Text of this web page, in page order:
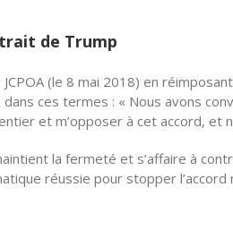
de Trump
(le 8 mai 2018) en
ces termes : « Nous avons
et m’opposer à cet accord, et
la fermeté et s’affaire à
réussie pour stopper